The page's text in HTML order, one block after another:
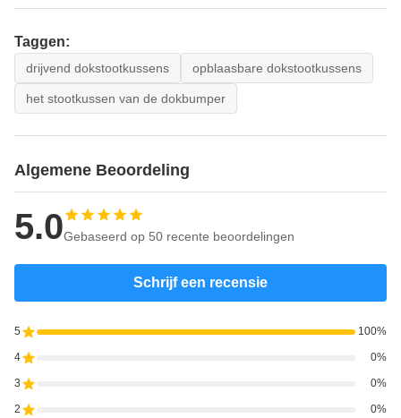
Taggen:
drijvend dokstootkussens opblaasbare dokstootkussens
het stootkussen van de dokbumper
Algemene Beoordeling
5.0Gebaseerd op 50 recente beoordelingen
Schrijf een recensie
5 100%
4 0%
3 0%
2 0%